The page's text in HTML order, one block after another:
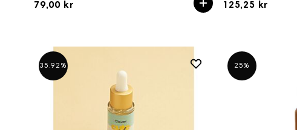
79,00 kr 125,25 kr
35.92% 25%